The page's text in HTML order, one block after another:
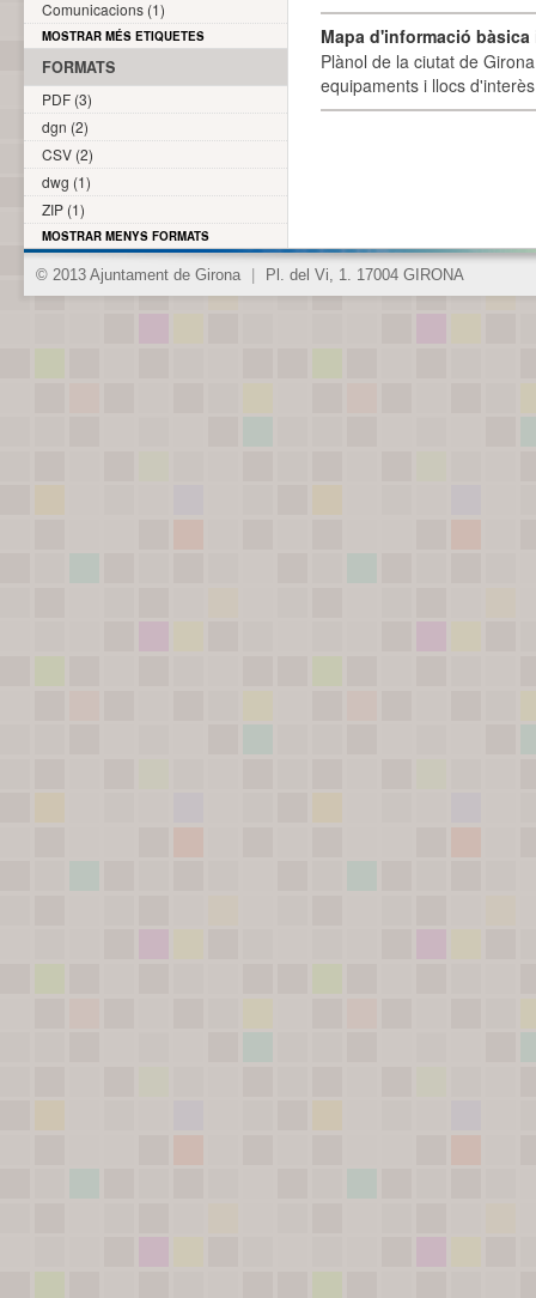
Mapa d'informació
Plànol de la ciutat de
equipaments i llocs
Comunicacions (1)
MOSTRAR MÉS ETIQUETES
FORMATS
PDF (3)
dgn (2)
CSV (2)
dwg (1)
ZIP (1)
MOSTRAR MENYS FORMATS
© 2013 Ajuntament de Girona Pl. del Vi, 1. 17004 GIRONA